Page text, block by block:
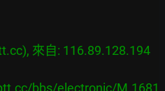
來自: 116.89.128.194
bbs/electronic/M.1681